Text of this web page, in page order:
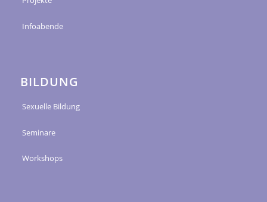
Infoabende
BILDUNG
Sexuelle Bildung
Seminare
Workshops